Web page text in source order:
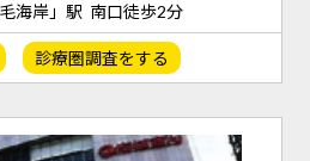
海岸」駅 南口徒歩2分
診療圏調査をする